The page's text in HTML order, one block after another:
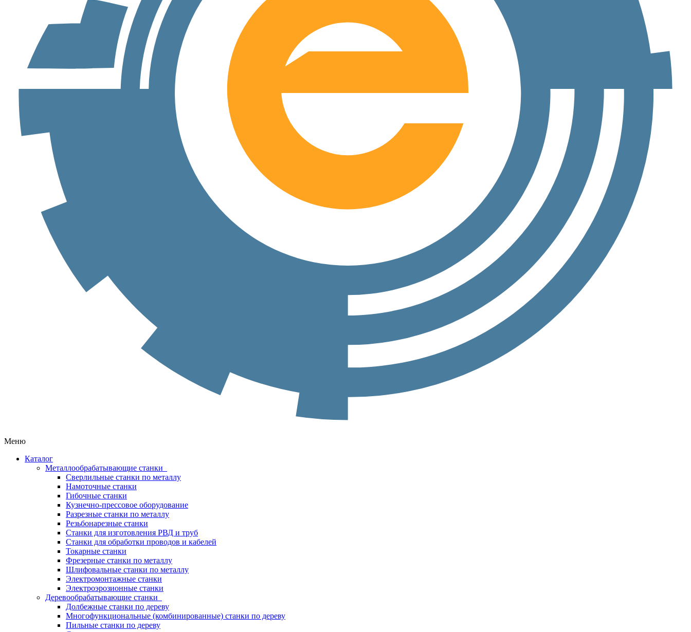
Меню
Каталог
Металлообрабатывающие станки
Сверлильные станки по металлу
Намоточные станки
Гибочные станки
Кузнечно-прессовое оборудование
Разрезные станки по металлу
Резьбонарезные станки
Станки для изготовления РВД и труб
Станки для обработки проводов и кабелей
Токарные станки
Фрезерные станки по металлу
Шлифовальные станки по металлу
Электромонтажные станки
Электроэрозионные станки
Деревообрабатывающие станки
Долбежные станки по дереву
Многофункциональные (комбинированные) станки по дереву
Пильные станки по дереву